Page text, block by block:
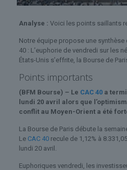
Analyse : Voici les points saillants
Notre équipe propose une
40 : L’euphorie de vendredi sur les
États-Unis s’effrite, la Bourse de
Points importants
(BFM Bourse) – Le CAC 40a
lundi 20 avril alors que
conflit au Moyen-Orient a été
La Bourse de Paris débute la
Le CAC 40recule de 1,12% à
lundi 20 avril.
Euphoriques vendredi, les